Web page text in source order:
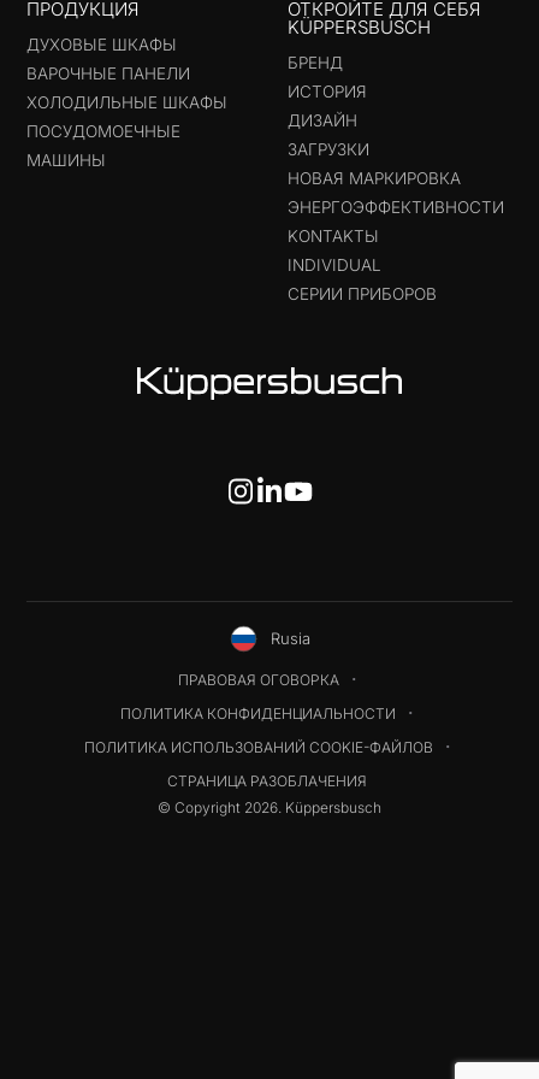
ПРОДУКЦИЯ
ДУХОВЫЕ ШКАФЫ
ВАРОЧНЫЕ ПАНЕЛИ
ХОЛОДИЛЬНЫЕ ШКАФЫ
ПОСУДОМОЕЧНЫЕ
МАШИНЫ
ОТКРОЙТЕ ДЛЯ СЕБЯ
KÜPPERSBUSCH
БРЕНД
ИСТОРИЯ
ДИЗАЙН
ЗАГРУЗКИ
НОВАЯ МАРКИРОВКА
ЭНЕРГОЭФФЕКТИВНОСТИ
KONTAKTЫ
INDIVIDUAL
СЕРИИ ПРИБОРОВ
Rusia
ПРАВОВАЯ ОГОВОРКА
ПОЛИТИКА КОНФИДЕНЦИАЛЬНОСТИ
ПОЛИТИКА ИСПОЛЬЗОВАНИЙ COOKIE-ФАЙЛОВ
СТРАНИЦА РАЗОБЛАЧЕНИЯ
© Copyright 2026. Küppersbusch